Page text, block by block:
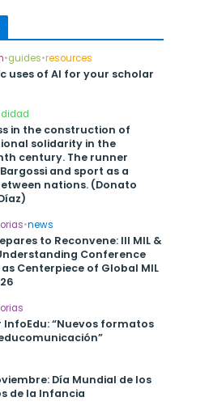
•guides•resources
uses of AI for your scholar
in the construction of
solidarity in the
century. The runner
and sport as a
nations. (Donato
•news
to Reconvene: III MIL &
Conference
Centerpiece of Global MIL
InfoEdu: “Nuevos formatos
Día Mundial de los
de la Infancia